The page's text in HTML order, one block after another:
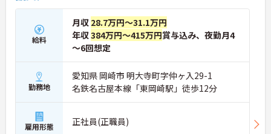
トからスタートできます
・資格取得支援制度を活用し、将来的に訪問介護員
を目指せる環境です
【手厚い待遇と働きやすさの両立】
・残業は全社平均残業月5時間程度と少なくプライ
ベートの時間を確保できます
・3日以上の連続休暇取得で支援金が支給される独
自の制度があります
・夏季・冬季の特別休暇があり年間休日は113日し
っかりと休めます
【安心の教育・チームサポート体制】
・手厚い人員配置で困った時もすぐに相談可能です
給料
月収 28.7万円～31.1万円
年収384万円～415万円賞与込み、夜勤月4
～6回想定
勤務地
愛知県 岡崎市 明大寺町字仲ヶ入29-1
名鉄名古屋本線「東岡崎駅」徒歩12分
雇用形態 正社員(正職員)